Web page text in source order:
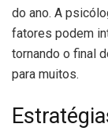
do ano. A
fatores podem
tornando o final
para muitos.